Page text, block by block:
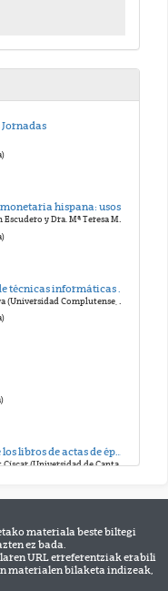
Jornadas
Dra. Fátima Martín Escudero y Dra. Mª Teresa Muñoz Serrulla (Universidad Complutense, Madrid)
Dra. Leonor Zozaya (Universidad Complutense, Madrid)
Dra. virginia Cuñat Císcar (Universidad de Cantabría)
materiala beste biltegi
ez bada.
URL erreferentziak erabili
materialen bilaketa indizeak,